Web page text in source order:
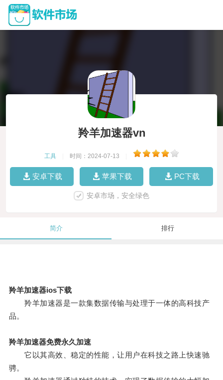
羚羊加速器vn
工具 时间：2024-07-13
安卓下载 苹果下载 PC下载
安卓市场，安全绿色
简介 排行
羚羊加速器ios下载
羚羊加速器是一款集数据传输与处理于一体的高科技产
品。
羚羊加速器免费永久加速
它以其高效、稳定的性能，让用户在科技之路上快速驰
骋。